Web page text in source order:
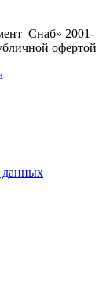
2001-
офертой
данных